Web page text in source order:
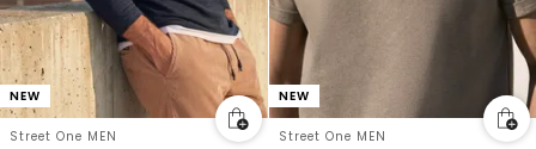
NEW
Street One MEN
NEW
Street One MEN